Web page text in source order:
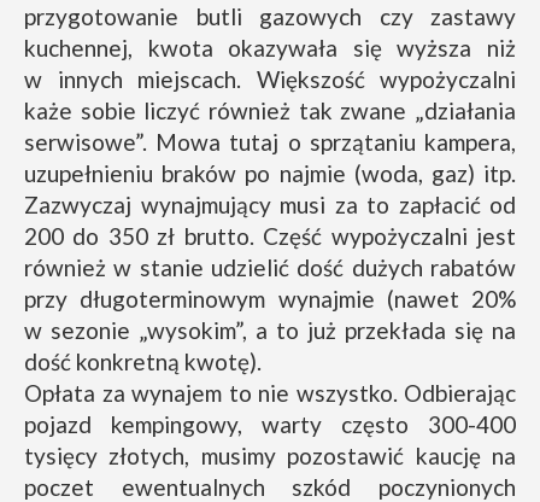
przygotowanie butli gazowych czy zastawy
kuchennej, kwota okazywała się wyższa niż
w innych miejscach. Większość wypożyczalni
każe sobie liczyć również tak zwane „działania
serwisowe”. Mowa tutaj o sprzątaniu kampera,
uzupełnieniu braków po najmie (woda, gaz) itp.
Zazwyczaj wynajmujący musi za to zapłacić od
200 do 350 zł brutto. Część wypożyczalni jest
również w stanie udzielić dość dużych rabatów
przy długoterminowym wynajmie (nawet 20%
w sezonie „wysokim”, a to już przekłada się na
dość konkretną kwotę).
Opłata za wynajem to nie wszystko. Odbierając
pojazd kempingowy, warty często 300-400
tysięcy złotych, musimy pozostawić kaucję na
poczet ewentualnych szkód poczynionych